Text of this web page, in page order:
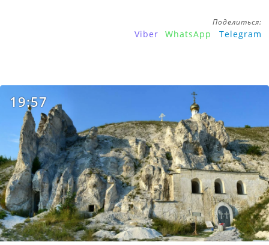
Поделиться:
Viber WhatsApp Telegram
19:57